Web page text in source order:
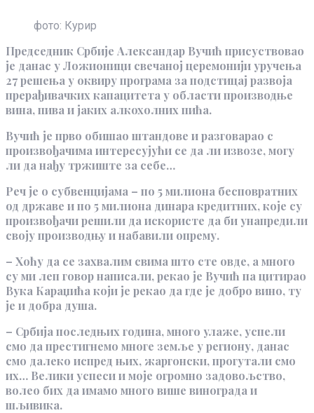
фото: Курир
Председник Србије Александар Вучић присуствовао
је данас у Ложионици свечаној церемонији уручења
27 решења у оквиру програма за подстицај развоја
прерађивачких капацитета у области производње
вина, пива и јаких алкохолних пића.
Вучић је прво обишао штандове и разговарао с
произвођачима интересујући се да ли извозе, могу
ли да нађу тржиште за себе…
Реч је о субвенцијама – по 5 милиона бесповратних
од државе и по 5 милиона динара кредитних, које су
произвођачи решили да искористе да би унапредили
своју производњу и набавили опрему.
– Хоћу да се захвалим свима што сте овде, а много
су ми леп говор написали, рекао је Вучић па цитирао
Вука Караџића који је рекао да где је добро вино, ту
је и добра душа.
– Србија последњих година, много улаже, успели
смо да престигнемо многе земље у региону, данас
смо далеко испред њих, жаргонски, прогутали смо
их… Велики успеси и моје огромно задовољство,
волео бих да имамо много више винограда и
шљивика.